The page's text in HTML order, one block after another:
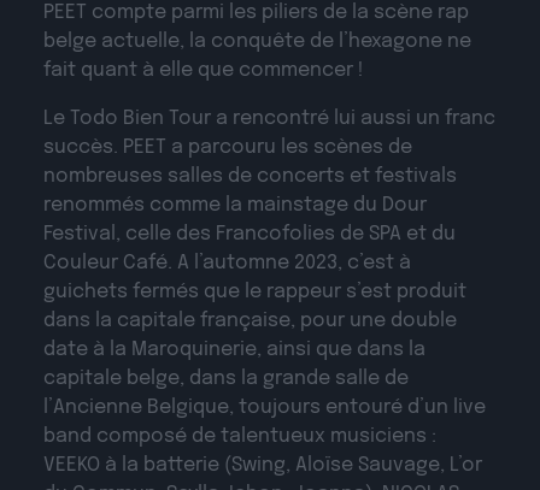
PEET compte parmi les piliers de la scène rap
belge actuelle, la conquête de l’hexagone ne
fait quant à elle que commencer !
Le Todo Bien Tour a rencontré lui aussi un franc
succès. PEET a parcouru les scènes de
nombreuses salles de concerts et festivals
renommés comme la mainstage du Dour
Festival, celle des Francofolies de SPA et du
Couleur Café. A l’automne 2023, c’est à
guichets fermés que le rappeur s’est produit
dans la capitale française, pour une double
date à la Maroquinerie, ainsi que dans la
capitale belge, dans la grande salle de
l’Ancienne Belgique, toujours entouré d’un live
band composé de talentueux musiciens :
VEEKO à la batterie (Swing, Aloïse Sauvage, L’or